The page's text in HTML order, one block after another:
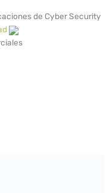
de Cyber Security